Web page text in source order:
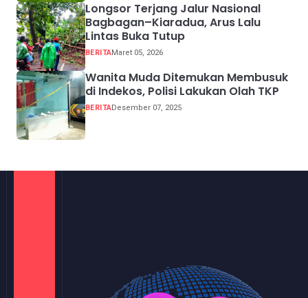
Longsor Terjang Jalur Nasional
Bagbagan–Kiaradua, Arus Lalu
Lintas Buka Tutup
BERITAMaret 05, 2026
Wanita Muda Ditemukan Membusuk
di Indekos, Polisi Lakukan Olah TKP
BERITADesember 07, 2025